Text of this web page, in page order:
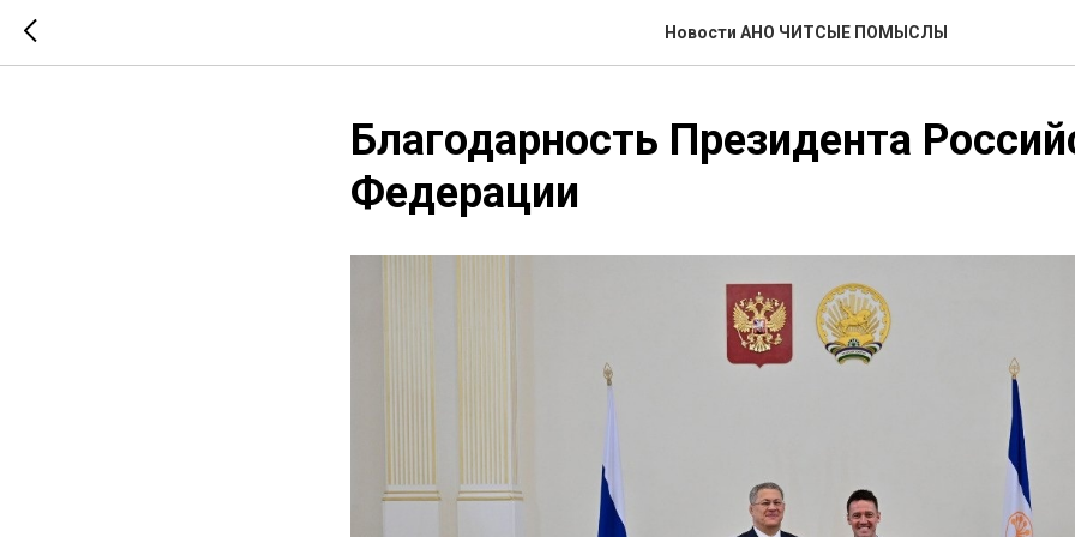
Новости АНО ЧИТСЫЕ ПОМЫСЛЫ
Благодарность Президента
Федерации